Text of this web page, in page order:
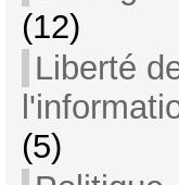
(12)
Liberté
(5)